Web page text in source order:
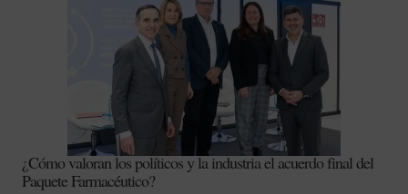
¿Cómo valoran los políticos y la industria el acuerdo final del
Paquete Farmacéutico?